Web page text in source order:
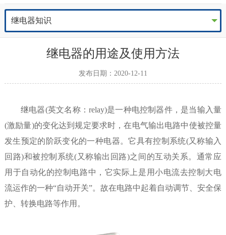
继电器知识
继电器的用途及使用方法
发布日期：2020-12-11
继电器(英文名称：relay)是一种电控制器件，是当输入量
(激励量)的变化达到规定要求时，在电气输出电路中使被控量
发生预定的阶跃变化的一种电器。它具有控制系统(又称输入
回路)和被控制系统(又称输出回路)之间的互动关系。通常应
用于自动化的控制电路中，它实际上是用小电流去控制大电
流运作的一种“自动开关”。故在电路中起着自动调节、安全保
护、转换电路等作用。